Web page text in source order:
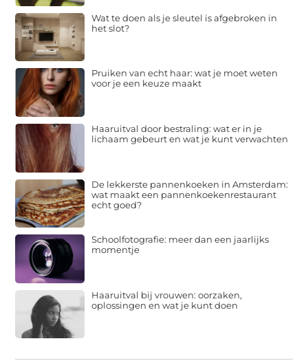
Wat te doen als je sleutel is afgebroken in
het slot?
Pruiken van echt haar: wat je moet weten
voor je een keuze maakt
Haaruitval door bestraling: wat er in je
lichaam gebeurt en wat je kunt verwachten
De lekkerste pannenkoeken in Amsterdam:
wat maakt een pannenkoekenrestaurant
echt goed?
Schoolfotografie: meer dan een jaarlijks
momentje
Haaruitval bij vrouwen: oorzaken,
oplossingen en wat je kunt doen